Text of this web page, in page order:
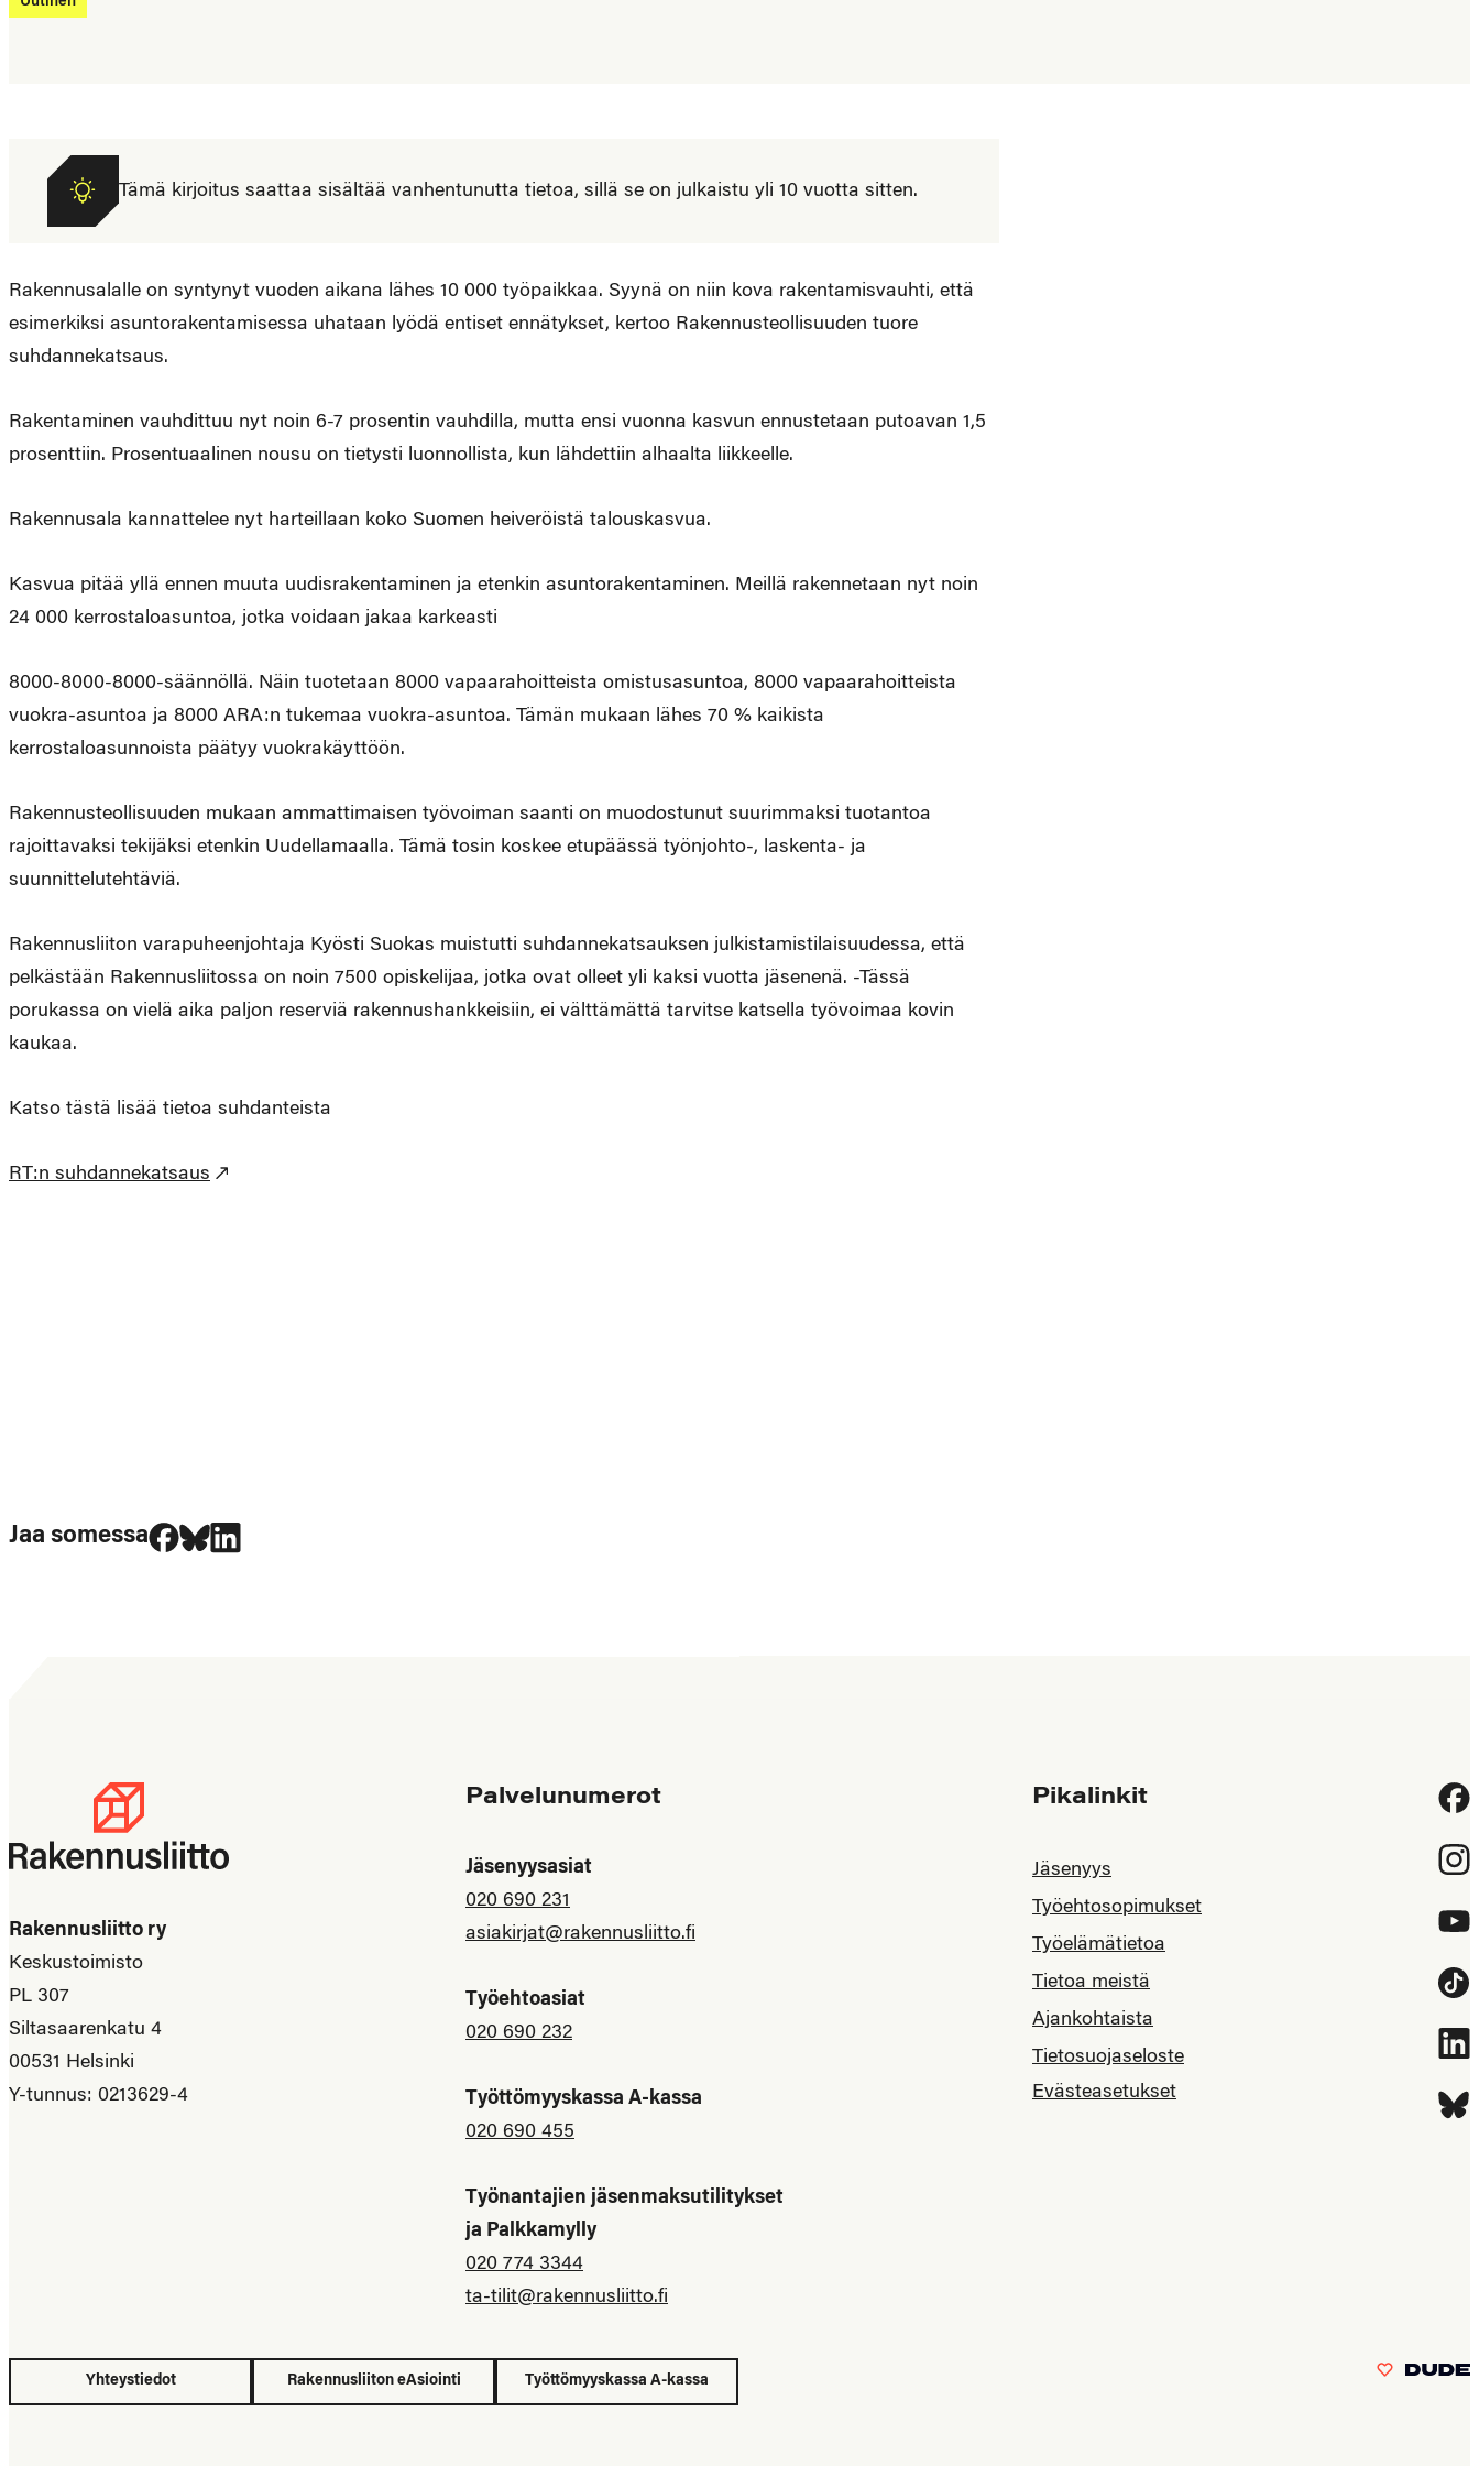
Tämä kirjoitus saattaa sisältää vanhentunutta tietoa, sillä se on julkaistu yli 10 vuotta sitten.
Rakennusalalle on syntynyt vuoden aikana lähes 10 000 työpaikkaa. Syynä on niin kova rakentamisvauhti, että
esimerkiksi asuntorakentamisessa uhataan lyödä entiset ennätykset, kertoo Rakennusteollisuuden tuore
suhdannekatsaus.
Rakentaminen vauhdittuu nyt noin 6-7 prosentin vauhdilla, mutta ensi vuonna kasvun ennustetaan putoavan 1,5
prosenttiin. Prosentuaalinen nousu on tietysti luonnollista, kun lähdettiin alhaalta liikkeelle.
Rakennusala kannattelee nyt harteillaan koko Suomen heiveröistä talouskasvua.
Kasvua pitää yllä ennen muuta uudisrakentaminen ja etenkin asuntorakentaminen. Meillä rakennetaan nyt noin
24 000 kerrostaloasuntoa, jotka voidaan jakaa karkeasti
8000-8000-8000-säännöllä. Näin tuotetaan 8000 vapaarahoitteista omistusasuntoa, 8000 vapaarahoitteista
vuokra-asuntoa ja 8000 ARA:n tukemaa vuokra-asuntoa. Tämän mukaan lähes 70 % kaikista
kerrostaloasunnoista päätyy vuokrakäyttöön.
Rakennusteollisuuden mukaan ammattimaisen työvoiman saanti on muodostunut suurimmaksi tuotantoa
rajoittavaksi tekijäksi etenkin Uudellamaalla. Tämä tosin koskee etupäässä työnjohto-, laskenta- ja
suunnittelutehtäviä.
Rakennusliiton varapuheenjohtaja Kyösti Suokas muistutti suhdannekatsauksen julkistamistilaisuudessa, että
pelkästään Rakennusliitossa on noin 7500 opiskelijaa, jotka ovat olleet yli kaksi vuotta jäsenenä. -Tässä
porukassa on vielä aika paljon reserviä rakennushankkeisiin, ei välttämättä tarvitse katsella työvoimaa kovin
kaukaa.
Katso tästä lisää tietoa suhdanteista
RT:n suhdannekatsaus
Jaa somessa
Jaa Facebookissa
Jaa Blueskyssa
Jaa LinkedIn:ssä
Rakennusliitto ry
Keskustoimisto
PL 307
Siltasaarenkatu 4
00531 Helsinki
Y-tunnus: 0213629-4
Palvelunumerot
Jäsenyysasiat
020 690 231
asiakirjat@rakennusliitto.fi
Työehtoasiat
020 690 232
Työttömyyskassa A-kassa
020 690 455
Työnantajien jäsenmaksutilitykset
ja Palkkamylly
020 774 3344
ta-tilit@rakennusliitto.fi
Pikalinkit
Jäsenyys
Työehtosopimukset
Työelämätietoa
Tietoa meistä
Ajankohtaista
Tietosuojaseloste
Evästeasetukset
Yhteystiedot Rakennusliiton eAsiointi Työttömyyskassa A-kassa